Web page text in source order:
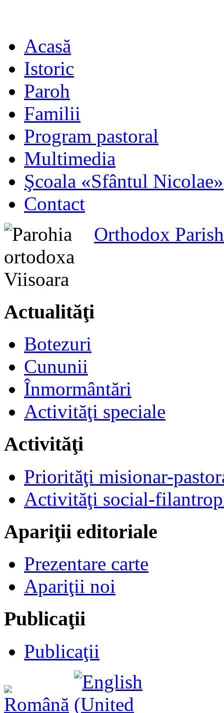
Acasă
Istoric
Paroh
Familii
Program pastoral
Multimedia
Şcoala «Sfântul Nicolae»
Contact
Orthodox
Actualităţi
Botezuri
Cununii
Înmormântări
Activităţi speciale
Activităţi
Priorităţi misionar-
Activităţi social-
Apariţii editoriale
Prezentare carte
Apariţii noi
Publicaţii
Publicaţii